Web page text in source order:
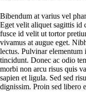
Bibendum at varius vel
Eget velit aliquet sagittis id
fusce id velit ut tortor
vivamus at augue eget.
lectus. Pulvinar elementum
tincidunt. Donec ac odio
morbi non arcu risus quis
sapien et ligula. Sed sed
dignissim. Proin sed libero